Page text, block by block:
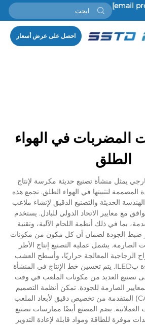
احصل على عرض أسعار
المضربات في الهواء
الطلق
يمثل منشأة تصنيع حديثة مكرسة لإنتاج
المصممة لتثبيتها في الهواء الطلق. تجمع هذه
الحديثة والتصنيع الدقيق لإنشاء ملاعب
مع معايير الاتحاد الدولي للبادل. يستخدم
بما في ذلك أنظمة اللحام الآلية، وتقنية
ضبط الجودة لضمان أن كل مكون من مكونات
الصارمة. يشمل عملية التصنيع إنتاج الأطر
الزجاجية المعالجة حراريًا، وأسطح العشب
الصناعي، وأنظمة الإضاءة بILED. يتم تحسين خط الإنتاج في المنشأة
تصنيع العديد من مكونات الملعب في وقت
الصارمة للجودة. تمكن أنظمة التصميم
المساعد بالحاسوب (CAD) المتقدمة من تخصيص دقيق لأبعاد الملعب
العملانية. يضم المصنع أيضًا ممارسات تصنيع
موفرة للطاقة ومواد قابلة لإعادة التدوير